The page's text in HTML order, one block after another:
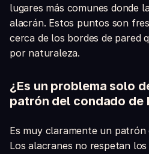
lugares más comunes donde
alacrán. Estos puntos son
cerca de los bordes de pared
por naturaleza.
¿Es un problema solo
patrón del condado de
Es muy claramente un patrón
Los alacranes no respetan